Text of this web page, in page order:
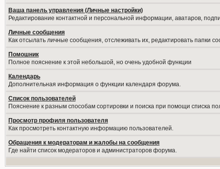
Ваша панель управления (Личные настройки)
Редактирование контактной и персональной информации, аватаров,
Личные сообщения
Как отсылать личные сообщения, отслеживать их, редактировать папки
Помошник
Полное пояснение к этой небольшой, но очень удобной функции
Календарь
Дополнительная информация о функции календаря форума.
Список пользователей
Пояснение к разным способам сортировки и поиска при помощи списка
Просмотр профиля пользователя
Как просмотреть контактную информацию пользователей.
Обращения к модераторам и жалобы на сообщения
Где найти список модераторов и администраторов форума.